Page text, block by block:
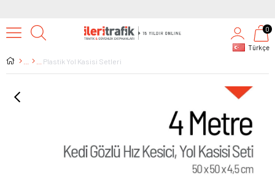
Türkçe
0
Plastik Yol Kasisi Setleri